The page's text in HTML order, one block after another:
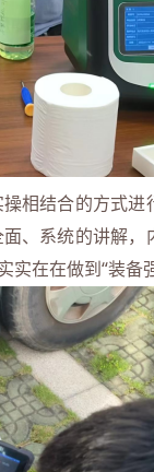
结合的方式进
、系统的讲解
在在做到“装备强